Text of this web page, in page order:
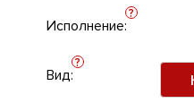
Исполнение:
?
Вид:
?